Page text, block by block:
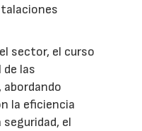
sector, el curso
las
la eficiencia
el